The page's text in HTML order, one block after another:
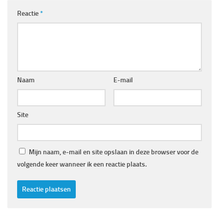
Reactie*
Naam E-mail
Site
Mijn naam, e-mail en site opslaan in deze browser voor de
volgende keer wanneer ik een reactie plaats.